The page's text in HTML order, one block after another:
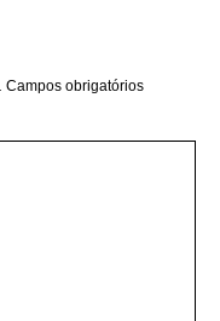
Campos obrigatórios